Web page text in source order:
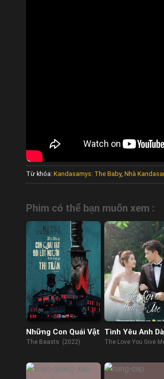
Từ khóa: Kandasamys: The Baby, Nhà
Phim có thể bạn muốn xem :
Những Con Quái Vật
The Beasts (2022)
Tình Yêu Anh
Cho Em
The Love You Give